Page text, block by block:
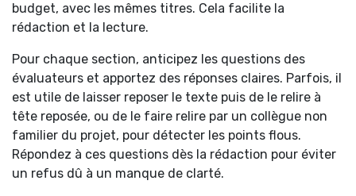
budget, avec les mêmes titres. Cela facilite la
rédaction et la lecture.
Pour chaque section, anticipez les questions des
évaluateurs et apportez des réponses claires. Parfois, il
est utile de laisser reposer le texte puis de le relire à
tête reposée, ou de le faire relire par un collègue non
familier du projet, pour détecter les points flous.
Répondez à ces questions dès la rédaction pour éviter
un refus dû à un manque de clarté.